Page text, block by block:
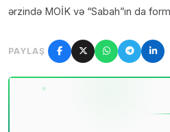
ərzində MOİK və “Sabah”ın da
PAYLAŞ